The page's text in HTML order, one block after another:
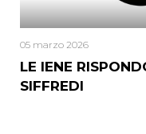
LE IENE
SIFFREDI
05 marzo 2026